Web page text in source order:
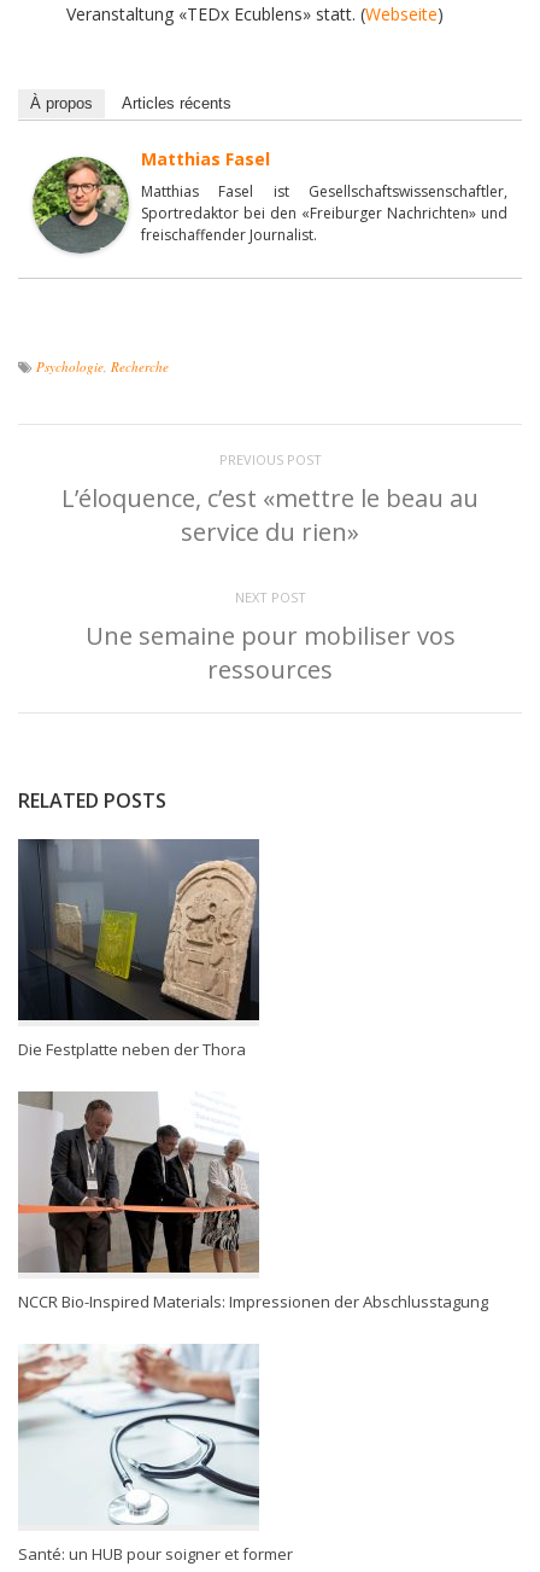
Veranstaltung «TEDx Ecublens» statt. (Webseite)
À propos Articles récents
Matthias Fasel
Matthias Fasel ist Gesellschaftswissenschaftler,
Sportredaktor bei den «Freiburger Nachrichten» und
freischaffender Journalist.
Psychologie Recherche
PREVIOUS POST
L’éloquence, c’est «mettre le beau au
service du rien»
NEXT POST
Une semaine pour mobiliser vos
ressources
RELATED POSTS
Die Festplatte neben der Thora
NCCR Bio-Inspired Materials: Impressionen der Abschlusstagung
Santé: un HUB pour soigner et former